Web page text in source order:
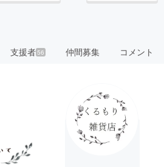
支援者56 仲間募集 コメント